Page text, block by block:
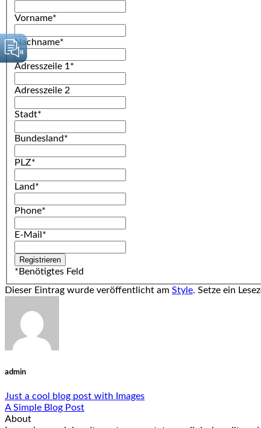
Vorname*
Nachname*
Adresszeile 1*
Adresszeile 2
Stadt*
Bundesland*
PLZ*
Land*
Phone*
E-Mail *
* Benötigtes Feld
Dieser Eintrag wurde veröffentlicht am Style. Setze ein
admin
Just a cool blog post with Images
A Simple Blog Post
About